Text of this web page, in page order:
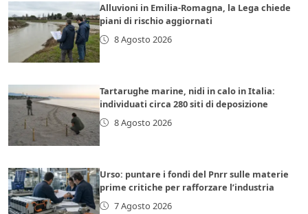
Alluvioni in Emilia-Romagna, la Lega chiede
piani di rischio aggiornati
8 Agosto 2026
Tartarughe marine, nidi in calo in Italia:
individuati circa 280 siti di deposizione
8 Agosto 2026
Urso: puntare i fondi del Pnrr sulle materie
prime critiche per rafforzare l’industria
7 Agosto 2026